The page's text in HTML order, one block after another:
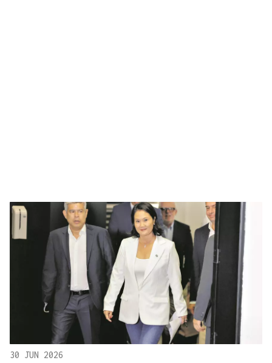
30 JUN 2026